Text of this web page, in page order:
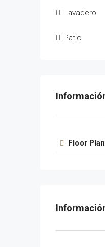
Lavadero
Patio
Floor Plan